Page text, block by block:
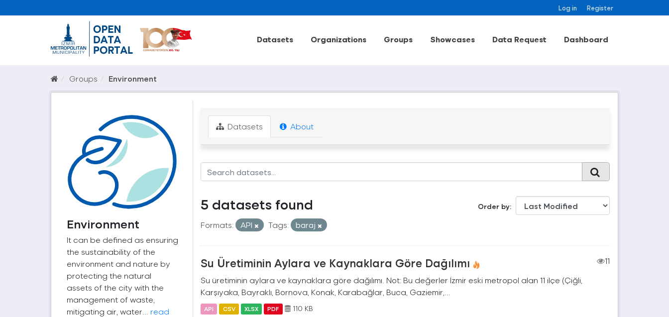
Log in Register
Datasets Organizations Groups Showcases Data Request Dashboard
Groups Environment
Environment
It can be defined as ensuring
the sustainability of the
environment and nature by
protecting the natural
assets of the city with the
management of waste,
mitigating air, water... read
Datasets About
Order by
5 datasets found
Formats: API Tags: baraj
Su Üretiminin Aylara ve Kaynaklara Göre Dağılımı
11
Su üretiminin aylara ve kaynaklara göre dağılımı. Not: Bu değerler İzmir eski metropol alan 11 ilçe (Çiğli,
Karşıyaka, Bayraklı, Bornova, Konak, Karabağlar, Buca, Gaziemir,...
API CSV XLSX PDF 110 KB